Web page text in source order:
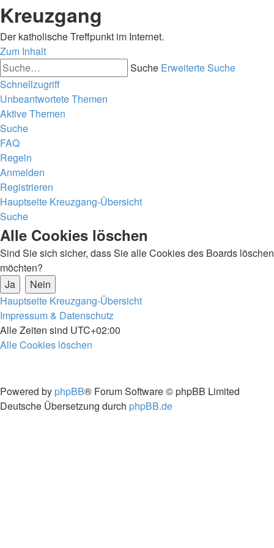
Kreuzgang
Der katholische Treffpunkt im Internet.
Zum Inhalt
Suche Erweiterte Suche
Schnellzugriff
Unbeantwortete Themen
Aktive Themen
Suche
FAQ
Regeln
Anmelden
Registrieren
Hauptseite Kreuzgang-Übersicht
Suche
Alle Cookies löschen
Sind Sie sich sicher, dass Sie alle Cookies des Boards löschen
möchten?
Hauptseite Kreuzgang-Übersicht
Impressum & Datenschutz
Alle Zeiten sind UTC+02:00
Alle Cookies löschen
Powered by phpBB® Forum Software © phpBB Limited
Deutsche Übersetzung durch phpBB.de